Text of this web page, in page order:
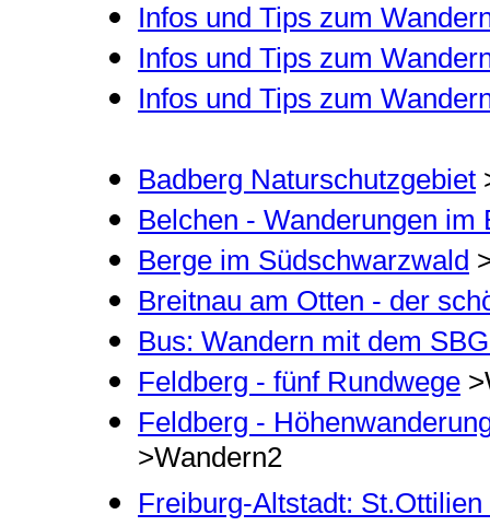
Infos und Tips zum
Infos und Tips zum
Infos und Tips zum
Badberg Naturschutzgebiet
Belchen - Wanderungen im
Berge im Südschwarzwald
Breitnau am Otten - der
Bus: Wandern mit dem
Feldberg - fünf Rundwege
Feldberg -
>Wandern2
Freiburg-Altstadt: